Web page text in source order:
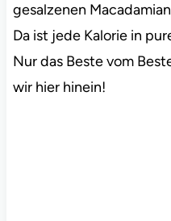
gesalzenen
Da ist jede Kalorie in
Nur das Beste vom
wir hier hinein!